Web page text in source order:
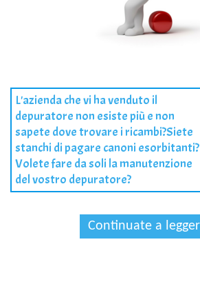
L'azienda che vi ha venduto il
depuratore non esiste più e non
sapete dove trovare i ricambi?Siete
stanchi di pagare canoni esorbitanti?
Volete fare da soli la manutenzione
del vostro depuratore?